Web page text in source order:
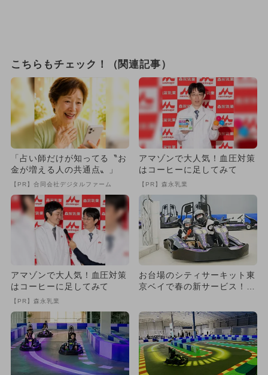
こちらもチェック！（関連記事）
「占い師だけが知ってる〝お
金が増える人の共通点〟」
【PR】合同会社デジタルファーム
アマゾンで大人気！血圧対策
はコーヒーに足してみて
【PR】森永乳業
アマゾンで大人気！血圧対策
はコーヒーに足してみて
【PR】森永乳業
お台場のシティサーキット東
京ベイで春の新サービス！